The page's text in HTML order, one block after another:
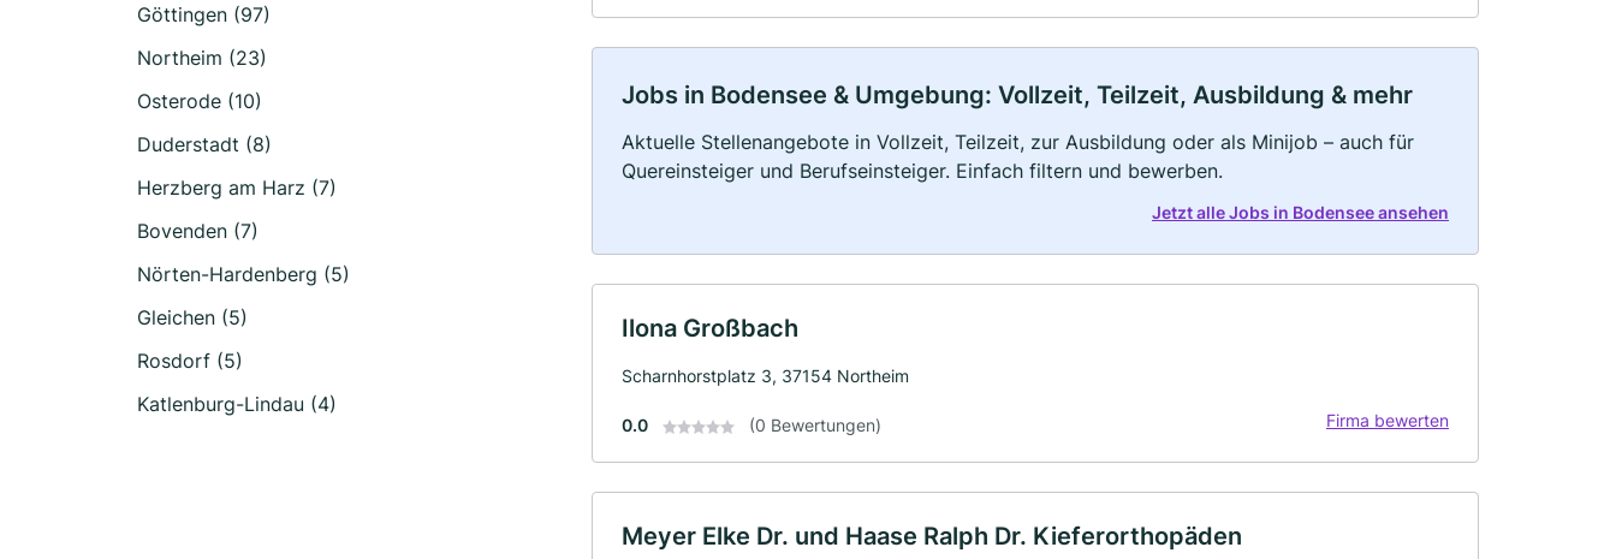
Göttingen (97)
Northeim (23)
Osterode (10)
Duderstadt (8)
Herzberg am Harz (7)
Bovenden (7)
Nörten-Hardenberg (5)
Gleichen (5)
Rosdorf (5)
Katlenburg-Lindau (4)
Jobs in Bodensee & Umgebung: Vollzeit, Teilzeit, Ausbildung & mehr
Aktuelle Stellenangebote in Vollzeit, Teilzeit, zur Ausbildung oder als Minijob – auch für
Quereinsteiger und Berufseinsteiger. Einfach filtern und bewerben.
Jetzt alle Jobs in Bodensee ansehen
Ilona Großbach
Scharnhorstplatz 3, 37154 Northeim
0.0 (0 Bewertungen) Firma bewerten
Meyer Elke Dr. und Haase Ralph Dr. Kieferorthopäden